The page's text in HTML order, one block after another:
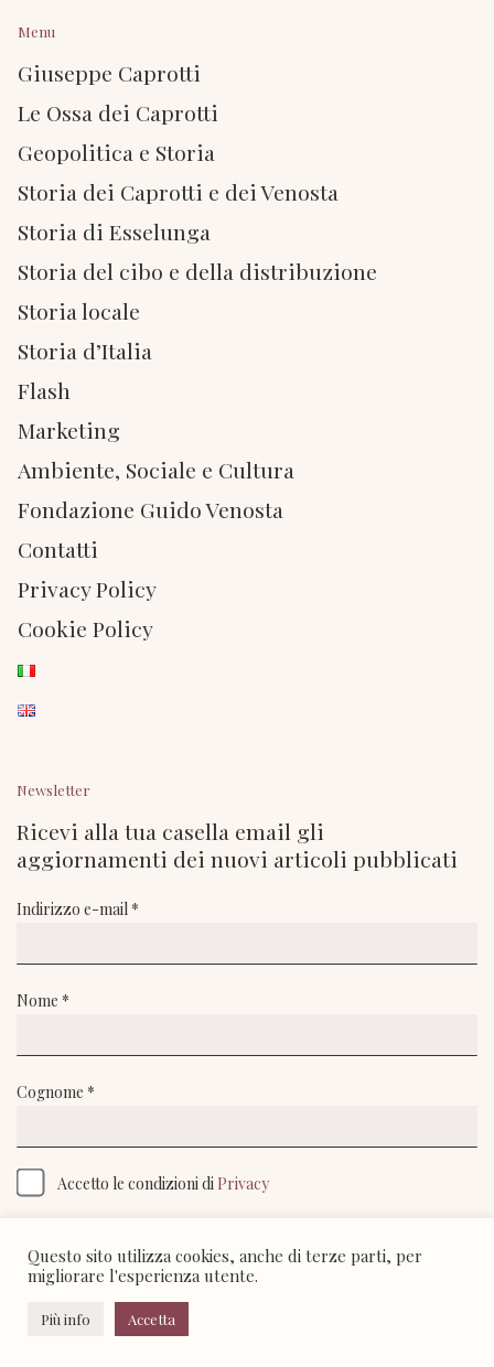
Menu
Giuseppe Caprotti
Le Ossa dei Caprotti
Geopolitica e Storia
Storia dei Caprotti e dei Venosta
Storia di Esselunga
Storia del cibo e della distribuzione
Storia locale
Storia d’Italia
Flash
Marketing
Ambiente, Sociale e Cultura
Fondazione Guido Venosta
Contatti
Privacy Policy
Cookie Policy
Newsletter
Ricevi alla tua casella email gli
aggiornamenti dei nuovi articoli pubblicati
Indirizzo e-mail *
Nome *
Cognome *
Accetto le condizioni di Privacy
© Giuseppe Caprotti 2016-2025 - All rights reserved
Questo sito utilizza cookies, anche di terze parti, per
migliorare l'esperienza utente.
Più info Accetta